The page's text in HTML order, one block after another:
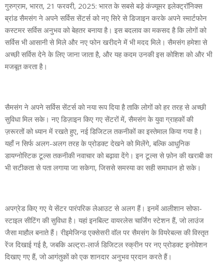
गुरुग्राम, भारत, 21 फरवरी, 2025: भारत के सबसे बड़े कंज्यूमर इलेक्ट्रॉनिक्स
ब्रांड सैमसंग ने अपने सर्विस सेंटर्स को नए सिरे से डिजाइन करके अपने स्मार्टफोन
कस्टमर सर्विस अनुभव को बेहतर बनाया है। इस बदलाव का मकसद है कि लोगों को
सर्विस भी आसानी से मिले और नए फोन खरीदने में भी मदद मिले। सैमसंग हमेशा से
अच्छी सर्विस देने के लिए जाना जाता है, और यह कदम उनकी इस कोशिश को और भी
मजबूत करता है।
सैमसंग ने अपने सर्विस सेंटर्स को नया रूप दिया है ताकि लोगों को हर तरह से अच्छी
सुविधा मिल सके। नए डिज़ाइन किए गए सेंटरों में, सैमसंग के युवा ग्राहकों की
ज़रूरतों को ध्यान में रखते हुए, नई डिजिटल तकनीकों का इस्तेमाल किया गया है।
यहाँ न सिर्फ अलग-अलग तरह के प्रोडक्ट देखने को मिलेंगे, बल्कि आधुनिक
डायग्‍नोस्टिक टूल्‍स तकनीकी नवाचार को बढ़ावा देंगे। इन टूल्‍स से फ़ोन की खराबी का
भी सटीकता से पता लगाया जा सकेगा, जिससे समस्या का सही समाधान हो सके।
अपग्रेड किए गए ये सेंटर पारंपरिक लेआउट से अलग हैं। इनमें आलीशान सोफा-
स्टाइल सीटिंग की सुविधा है। यहां इनबिल्ट वायरलेस चार्जिंग स्टेशन हैं, जो लाउंज
जैसा माहौल बनाते हैं। रीइमेजिन्ड एक्सेसरी वॉल पर सैमसंग के वियरेबल्स की विस्तृत
रेंज दिखाई गई है, जबकि अल्ट्रा-लार्ज डिजिटल स्क्रीन पर नए प्रोडक्ट इनोवेशन
दिखाए गए हैं, जो आगंतुकों को एक शानदार अनुभव प्रदान करते हैं।